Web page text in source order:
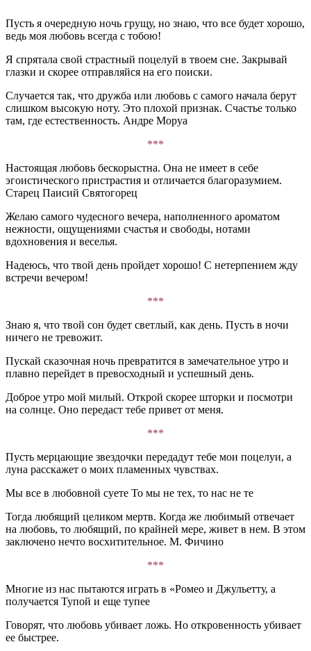
Пусть я очередную ночь грущу, но знаю, что все будет хорошо,
ведь моя любовь всегда с тобою!
Я спрятала свой страстный поцелуй в твоем сне. Закрывай
глазки и скорее отправляйся на его поиски.
Случается так, что дружба или любовь с самого начала берут
слишком высокую ноту. Это плохой признак. Счастье только
там, где естественность. Андре Моруа
***
Настоящая любовь бескорыстна. Она не имеет в себе
эгоистического пристрастия и отличается благоразумием.
Старец Паисий Святогорец
Желаю самого чудесного вечера, наполненного ароматом
нежности, ощущениями счастья и свободы, нотами
вдохновения и веселья.
Надеюсь, что твой день пройдет хорошо! С нетерпением жду
встречи вечером!
***
Знаю я, что твой сон будет светлый, как день. Пусть в ночи
ничего не тревожит.
Пускай сказочная ночь превратится в замечательное утро и
плавно перейдет в превосходный и успешный день.
Доброе утро мой милый. Открой скорее шторки и посмотри
на солнце. Оно передаст тебе привет от меня.
***
Пусть мерцающие звездочки передадут тебе мои поцелуи, а
луна расскажет о моих пламенных чувствах.
Мы все в любовной суете То мы не тех, то нас не те
Тогда любящий целиком мертв. Когда же любимый отвечает
на любовь, то любящий, по крайней мере, живет в нем. В этом
заключено нечто восхитительное. М. Фичино
***
Многие из нас пытаются играть в «Ромео и Джульетту, а
получается Тупой и еще тупее
Говорят, что любовь убивает ложь. Но откровенность убивает
ее быстрее.